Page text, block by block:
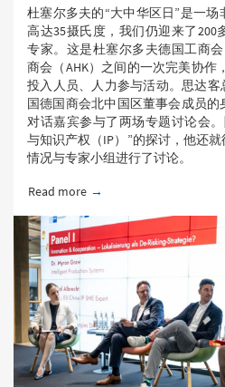
杜塞尔多夫的“大中华区日”是一
高达35摄氏度，我们仍迎来了200
专家。这是杜塞尔多夫德国工商
商会（AHK）之间的一次完美协作
投入人员、人力参与活动。思达客
国德国商会北中国区董事会成员
对话嘉宾参与了两场专题讨论会
与知识产权（IP）”的探讨，他还
情况与专家小组进行了讨论。
Read more about 杜塞尔多夫德国工